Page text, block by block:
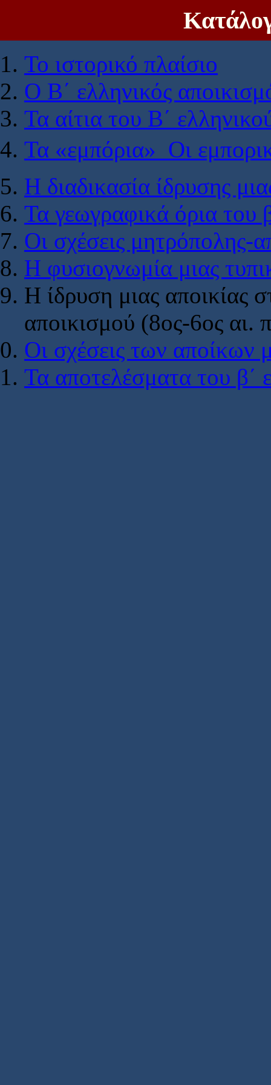
Το ιστορικό πλαίσιο
Ο Β΄ ελληνικός
Τα αίτια του Β΄
Τα «εμπόρια»  Οι
Η διαδικασία ίδρυσης
Τα γεωγραφικά όρια του
Οι σχέσεις μητρόπολης-
Η φυσιογνωμία μιας
Η ίδρυση μιας αποικίας
αποικισμού (8ος-6ος αι.
Οι σχέσεις των αποίκων
Τα αποτελέσματα του β΄